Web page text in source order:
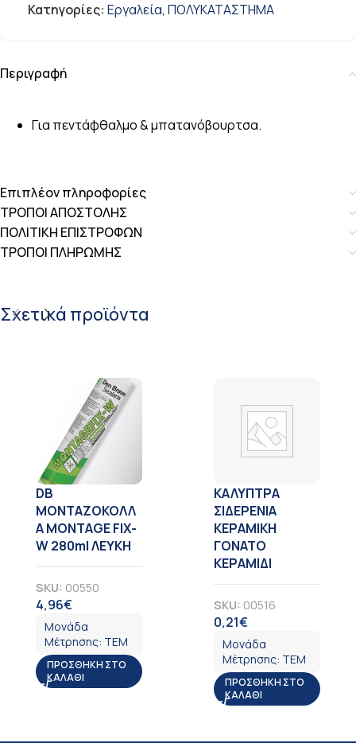
Κατηγορίες: Εργαλεία, ΠΟΛΥΚΑΤΑΣΤΗΜΑ
Περιγραφή
Για πεντάφθαλμο & μπατανόβουρτσα.
Επιπλέον πληροφορίες
ΤΡΟΠΟΙ ΑΠΟΣΤΟΛΗΣ
ΠΟΛΙΤΙΚΗ ΕΠΙΣΤΡΟΦΩΝ
ΤΡΟΠΟΙ ΠΛΗΡΩΜΗΣ
Σχετικά προϊόντα
DB
ΜΟΝΤΑΖΟΚΟΛΛ
Α MONTAGE FIX-
W 280ml ΛΕΥΚΗ
SKU: 00550
4,96€
Μονάδα
Μέτρησης: ΤΕΜ
ΠΡΟΣΘΉΚΗ ΣΤΟ
ΚΑΛΆΘΙ
ΚΑΛΥΠΤΡΑ
ΣΙΔΕΡΕΝΙΑ
ΚΕΡΑΜΙΚΗ
ΓΟΝΑΤΟ
ΚΕΡΑΜΙΔΙ
SKU: 00516
0,21€
Μονάδα
Μέτρησης: ΤΕΜ
ΠΡΟΣΘΉΚΗ ΣΤΟ
ΚΑΛΆΘΙ